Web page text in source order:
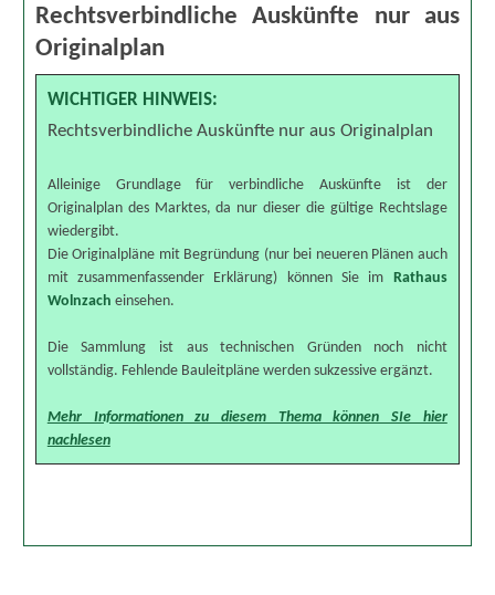
Rechtsverbindliche Auskünfte nur aus
Originalplan
WICHTIGER HINWEIS:
Rechtsverbindliche Auskünfte nur aus Originalplan
Alleinige Grundlage für verbindliche Auskünfte ist der
Originalplan des Marktes, da nur dieser die gültige Rechtslage
wiedergibt.
Die Originalpläne mit Begründung (nur bei neueren Plänen auch
mit zusammenfassender Erklärung) können Sie im Rathaus
Wolnzach einsehen.
Die Sammlung ist aus technischen Gründen noch nicht
vollständig. Fehlende Bauleitpläne werden sukzessive ergänzt.
Mehr Informationen zu diesem Thema können SIe hier
nachlesen